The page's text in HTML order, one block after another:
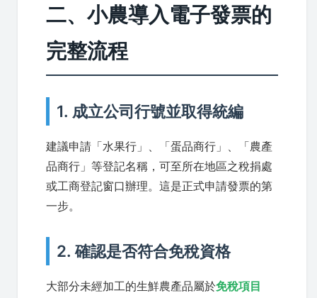
二、小農導入電子發票的
完整流程
1. 成立公司行號並取得統編
建議申請「水果行」、「蛋品商行」、「農產
品商行」等登記名稱，可至所在地區之稅捐處
或工商登記窗口辦理。這是正式申請發票的第
一步。
2. 確認是否符合免稅資格
大部分未經加工的生鮮農產品屬於免稅項目